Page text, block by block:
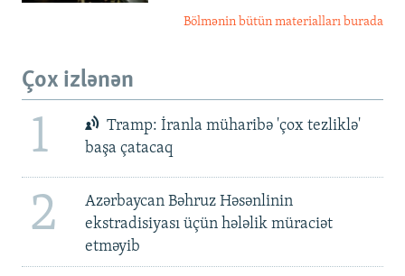
Bölmənin bütün materialları burada
Çox izlənən
1
Tramp: İranla müharibə 'çox tezliklə'
başa çatacaq
2
Azərbaycan Bəhruz Həsənlinin
ekstradisiyası üçün hələlik müraciət
etməyib